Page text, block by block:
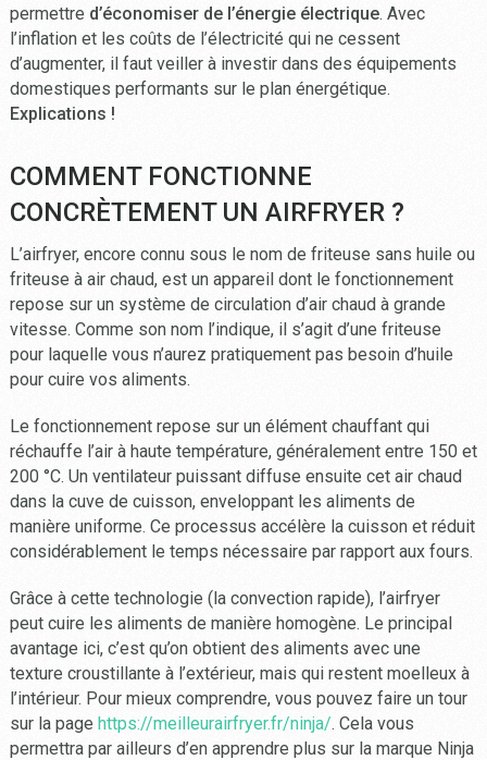
permettre d’économiser de l’énergie électrique. Avec
l’inflation et les coûts de l’électricité qui ne cessent
d’augmenter, il faut veiller à investir dans des équipements
domestiques performants sur le plan énergétique.
Explications !
COMMENT FONCTIONNE
CONCRÈTEMENT UN AIRFRYER ?
L’airfryer, encore connu sous le nom de friteuse sans huile ou
friteuse à air chaud, est un appareil dont le fonctionnement
repose sur un système de circulation d’air chaud à grande
vitesse. Comme son nom l’indique, il s’agit d’une friteuse
pour laquelle vous n’aurez pratiquement pas besoin d’huile
pour cuire vos aliments.
Le fonctionnement repose sur un élément chauffant qui
réchauffe l’air à haute température, généralement entre 150 et
200 °C. Un ventilateur puissant diffuse ensuite cet air chaud
dans la cuve de cuisson, enveloppant les aliments de
manière uniforme. Ce processus accélère la cuisson et réduit
considérablement le temps nécessaire par rapport aux fours.
Grâce à cette technologie (la convection rapide), l’airfryer
peut cuire les aliments de manière homogène. Le principal
avantage ici, c’est qu’on obtient des aliments avec une
texture croustillante à l’extérieur, mais qui restent moelleux à
l’intérieur. Pour mieux comprendre, vous pouvez faire un tour
sur la page https://meilleurairfryer.fr/ninja/. Cela vous
permettra par ailleurs d’en apprendre plus sur la marque Ninja